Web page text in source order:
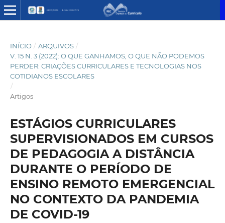
INÍCIO / ARQUIVOS /
V. 15 N. 3 (2022): O QUE GANHAMOS, O QUE NÃO PODEMOS
PERDER: CRIAÇÕES CURRICULARES E TECNOLOGIAS NOS
COTIDIANOS ESCOLARES
/
Artigos
ESTÁGIOS CURRICULARES
SUPERVISIONADOS EM CURSOS
DE PEDAGOGIA A DISTÂNCIA
DURANTE O PERÍODO DE
ENSINO REMOTO EMERGENCIAL
NO CONTEXTO DA PANDEMIA
DE COVID-19